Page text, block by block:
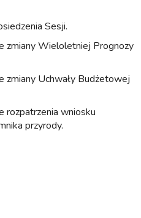
Sesji.
zmiany Wieloletniej Prognozy
zmiany Uchwały Budżetowej
rozpatrzenia wniosku
przyrody.